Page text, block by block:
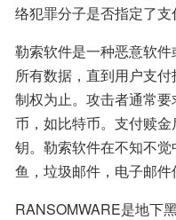
络犯罪分子是否指定了支
勒索软件是一种恶意软
所有数据，直到用户支
制权为止。攻击者通常
币，如比特币。支付赎
钥。勒索软件在不知不
鱼，垃圾邮件，电子邮件
RANSOMWARE是地下